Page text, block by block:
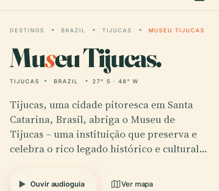
DESTINOS BRAZIL TIJUCAS MUSEU TIJUCAS
Museu Tijucas.
TIJUCAS BRAZIL 27° S · 48° W
Tijucas, uma cidade pitoresca em Santa
Catarina, Brasil, abriga o Museu de
Tijucas – uma instituição que preserva e
celebra o rico legado histórico e cultural…
Ouvir audioguia Ver mapa